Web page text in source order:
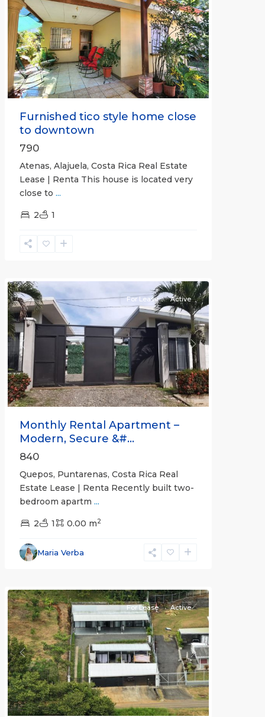
Previous Next
Furnished tico style home close
to downtown
790
Atenas, Alajuela, Costa Rica Real Estate
Lease | Renta This house is located very
close to ...
2 1
Previous Next
For Lease Active
Monthly Rental Apartment –
Modern, Secure &#...
840
Quepos, Puntarenas, Costa Rica Real
Estate Lease | Renta Recently built two-
bedroom apartm ...
2 1 0.00 m2
Maria Verba
Alajuela
(Province)
Previous Next
For Lease Active